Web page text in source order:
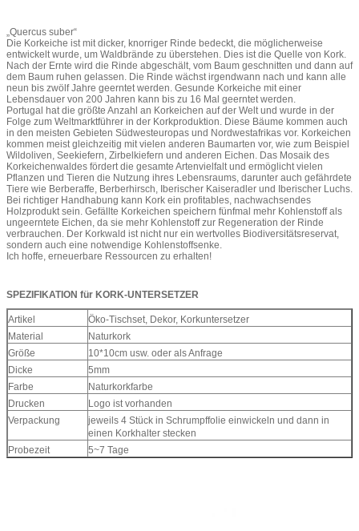
„Quercus suber“
Die Korkeiche ist mit dicker, knorriger Rinde bedeckt, die möglicherweise
entwickelt wurde, um Waldbrände zu überstehen. Dies ist die Quelle von Kork.
Nach der Ernte wird die Rinde abgeschält, vom Baum geschnitten und dann auf
dem Baum ruhen gelassen. Die Rinde wächst irgendwann nach und kann alle
neun bis zwölf Jahre geerntet werden. Gesunde Korkeiche mit einer
Lebensdauer von 200 Jahren kann bis zu 16 Mal geerntet werden.
Portugal hat die größte Anzahl an Korkeichen auf der Welt und wurde in der
Folge zum Weltmarktführer in der Korkproduktion. Diese Bäume kommen auch
in den meisten Gebieten Südwesteuropas und Nordwestafrikas vor. Korkeichen
kommen meist gleichzeitig mit vielen anderen Baumarten vor, wie zum Beispiel
Wildoliven, Seekiefern, Zirbelkiefern und anderen Eichen. Das Mosaik des
Korkeichenwaldes fördert die gesamte Artenvielfalt und ermöglicht vielen
Pflanzen und Tieren die Nutzung ihres Lebensraums, darunter auch gefährdete
Tiere wie Berberaffe, Berberhirsch, Iberischer Kaiseradler und Iberischer Luchs.
Bei richtiger Handhabung kann Kork ein profitables, nachwachsendes
Holzprodukt sein. Gefällte Korkeichen speichern fünfmal mehr Kohlenstoff als
ungeerntete Eichen, da sie mehr Kohlenstoff zur Regeneration der Rinde
verbrauchen. Der Korkwald ist nicht nur ein wertvolles Biodiversitätsreservat,
sondern auch eine notwendige Kohlenstoffsenke.
Ich hoffe, erneuerbare Ressourcen zu erhalten!
SPEZIFIKATION für KORK-UNTERSETZER
Artikel
Öko-Tischset, Dekor, Korkuntersetzer
Material
Naturkork
Größe
10*10cm usw. oder als Anfrage
Dicke
5mm
Farbe
Naturkorkfarbe
Drucken
Logo ist vorhanden
Verpackung
jeweils 4 Stück in Schrumpffolie einwickeln und dann in
einen Korkhalter stecken
Probezeit
5~7 Tage